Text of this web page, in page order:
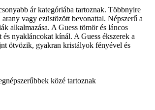
ár kategóriába tartoznak. Többnyire
vagy ezüstözött bevonattal. Népszerű a
alkalmazása. A Guess tömör és láncos
nyakláncokat kínál. A Guess ékszerek a
ötvözik, gyakran kristályok fényével és